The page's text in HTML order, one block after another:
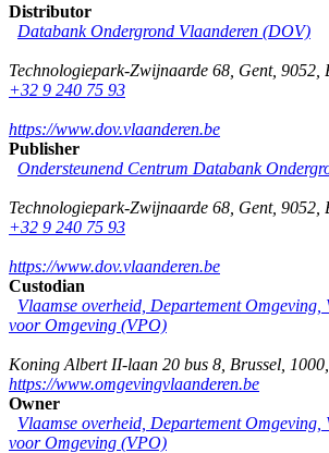
Distributor
Databank Ondergrond Vlaanderen (DOV)
Technologiepark-Zwijnaarde 68 Gent, 9052
+32 9 240 75 93
https://www.dov.vlaanderen.be
Publisher
Ondersteunend Centrum Databank
Technologiepark-Zwijnaarde 68 Gent, 9052
+32 9 240 75 93
https://www.dov.vlaanderen.be
Custodian
Vlaamse overheid, Departement Omgeving,
voor Omgeving (VPO)
Koning Albert II-laan 20 bus 8 Brussel 1000
https://www.omgevingvlaanderen.be
Owner
Vlaamse overheid, Departement Omgeving,
voor Omgeving (VPO)